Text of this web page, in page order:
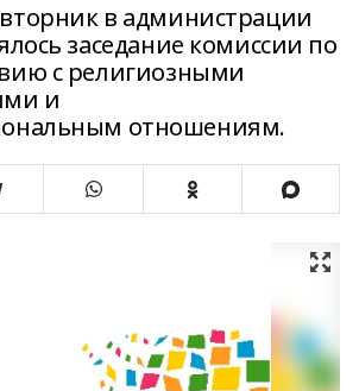
в администрации
заседание комиссии по
с религиозными
и
отношениям.